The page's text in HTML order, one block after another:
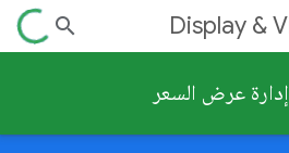
Display &
عرض السعر